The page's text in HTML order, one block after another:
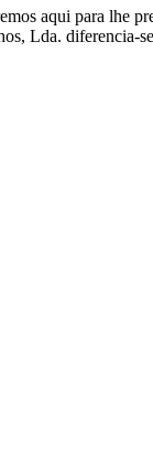
aqui para lhe
Lda. diferencia-